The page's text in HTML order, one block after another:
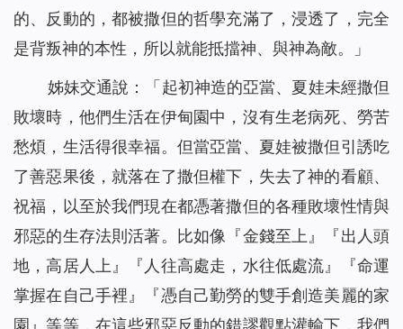
的、反動的，都被撒但的哲學充滿了，浸透了，完全
是背叛神的本性，所以就能抵擋神、與神為敵。」
姊妹交通說：「起初神造的亞當、夏娃未經撒但
敗壞時，他們生活在伊甸園中，沒有生老病死、勞苦
愁煩，生活得很幸福。但當亞當、夏娃被撒但引誘吃
了善惡果後，就落在了撒但權下，失去了神的看顧、
祝福，以至於我們現在都憑著撒但的各種敗壞性情與
邪惡的生存法則活著。比如像『金錢至上』『出人頭
地，高居人上』『人往高處走，水往低處流』『命運
掌握在自己手裡』『憑自己勤勞的雙手創造美麗的家
園』等等，在這些邪惡反動的錯謬觀點灌輸下，我們